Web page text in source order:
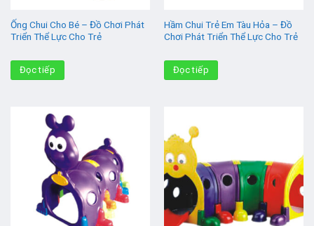
Ống Chui Cho Bé – Đồ Chơi Phát
Triển Thể Lực Cho Trẻ
Đọc tiếp
Hầm Chui Trẻ Em Tàu Hỏa – Đồ
Chơi Phát Triển Thể Lực Cho Trẻ
Đọc tiếp